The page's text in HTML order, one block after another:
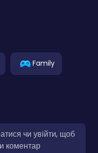
Family
чи увійти, щоб
коментар